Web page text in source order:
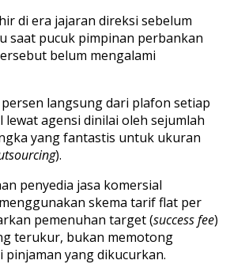
di era jajaran direksi sebelum
saat pucuk pimpinan perbankan
belum mengalami
langsung dari plafon setiap
agensi dinilai oleh sejumlah
yang fantastis untuk ukuran
).
penyedia jasa komersial
skema tarif flat per
pemenuhan target (success fee)
terukur, bukan memotong
pinjaman yang dikucurkan.